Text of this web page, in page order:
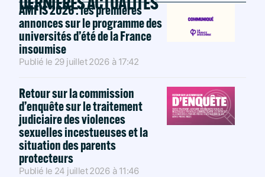
AMFIS 2026 : les premières
annonces sur le programme des
universités d’été de la France
insoumise
Publié le 29 juillet 2026 à 17:42
Retour sur la commission
d’enquête sur le traitement
judiciaire des violences
sexuelles incestueuses et la
situation des parents
protecteurs
Publié le 24 juillet 2026 à 11:46